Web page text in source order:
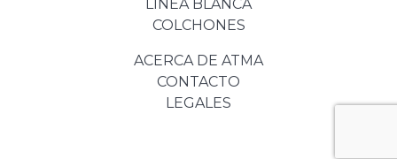
LÍNEA BLANCA
COLCHONES
ACERCA DE ATMA
CONTACTO
LEGALES